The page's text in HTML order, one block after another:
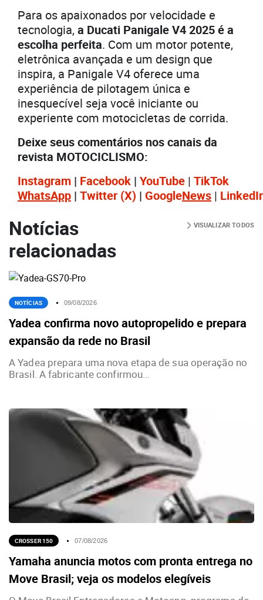
Para os apaixonados por velocidade e
tecnologia, a Ducati Panigale V4 2025 é a
escolha perfeita. Com um motor potente,
eletrônica avançada e um design que
inspira, a Panigale V4 oferece uma
experiência de pilotagem única e
inesquecível seja você iniciante ou
experiente com motocicletas de corrida.
Deixe seus comentários nos canais da
revista MOTOCICLISMO:
Instagram | Facebook | YouTube | TikTok
WhatsApp | Twitter (X) | GoogleNews |
Notícias
relacionadas
VISUALIZAR TODOS
NOTÍCIAS 09/08/2026
Yadea confirma novo autopropelido e prepara
expansão da rede no Brasil
A Yadea prepara uma nova etapa de sua operação no
Brasil. A fabricante confirmou...
CROSSER 150 07/08/2026
Yamaha anuncia motos com pronta entrega no
Move Brasil; veja os modelos elegíveis